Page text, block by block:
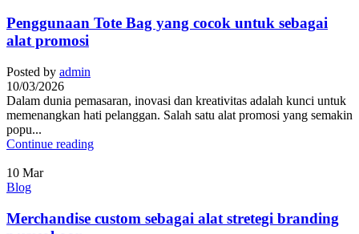
Penggunaan Tote Bag yang cocok untuk sebagai
alat promosi
Posted by admin
10/03/2026
Dalam dunia pemasaran, inovasi dan kreativitas adalah kunci untuk
memenangkan hati pelanggan. Salah satu alat promosi yang semakin
popu...
Continue reading
10 Mar
Blog
Merchandise custom sebagai alat stretegi branding